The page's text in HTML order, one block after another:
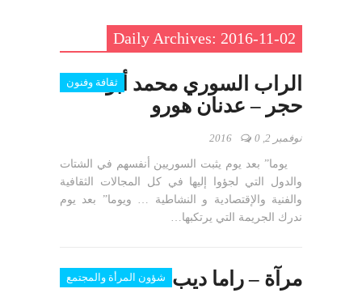
Daily Archives: 2016-11-02
ثقافة وفنونالراب السوري محمد أبو
حجر – عدنان هورو
نوفمبر 2, 2016 0
يوما” بعد يوم يثبت السوريين أنفسهم في الشتات
والدول التي لجؤوا إليها في كل المجالات الثقافية
والفنية واﻹقتصادية و النشاطية … ويوما” بعد يوم
ندرك الجريمة التي يرتكبها…
شؤون المرأة والمجتمع مرآة – راما ديب